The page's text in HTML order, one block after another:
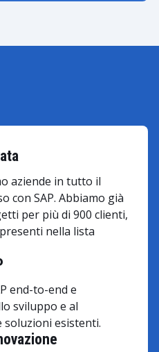
aziende in tutto il
con SAP. Abbiamo già
per più di 900 clienti,
nella lista
end-to-end e
sviluppo e al
soluzioni esistenti.